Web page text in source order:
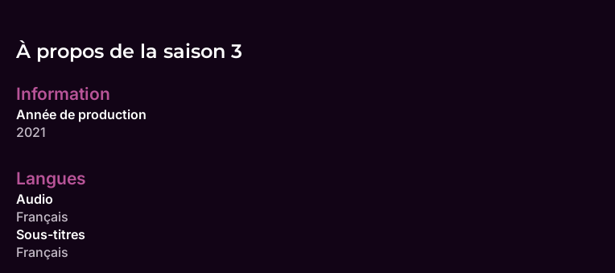
À propos de la saison 3
Information
Année de production
2021
Langues
Audio
Français
Sous-titres
Français